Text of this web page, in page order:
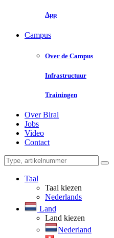
App
Campus
Over de Campus
Infrastructuur
Trainingen
Over Biral
Jobs
Video
Contact
Taal
Taal kiezen
Nederlands
Land
Land kiezen
Nederland